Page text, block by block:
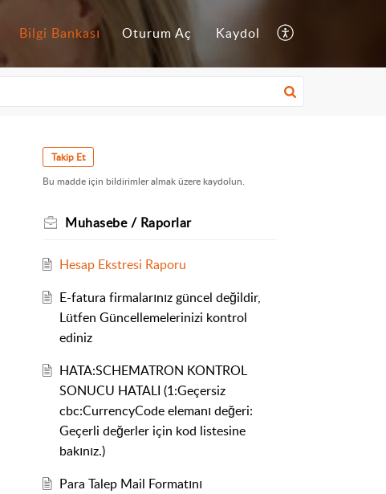
Bilgi Bankası Oturum Aç Kaydol
Takip Et
Bu madde için bildirimler almak üzere kaydolun.
Muhasebe / Raporlar
Hesap Ekstresi Raporu
E-fatura firmalarınız güncel değildir,
Lütfen Güncellemelerinizi kontrol
ediniz
HATA:SCHEMATRON KONTROL
SONUCU HATALI (1:Geçersiz
cbc:CurrencyCode elemanı değeri:
Geçerli değerler için kod listesine
bakınız.)
Para Talep Mail Formatını